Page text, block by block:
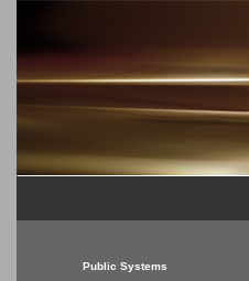
Public Systems